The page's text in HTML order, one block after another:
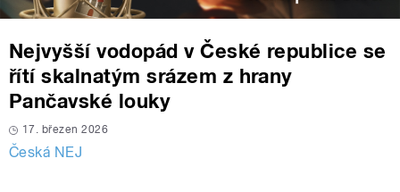
Nejvyšší vodopád v České republice se
řítí skalnatým srázem z hrany
Pančavské louky
17. březen 2026
Česká NEJ